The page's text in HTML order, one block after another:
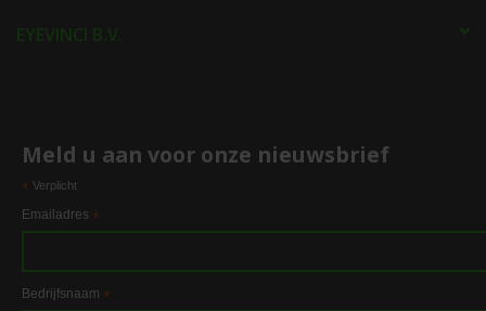
EYEVINCI B.V.
Meld u aan voor onze nieuwsbrief
* Verplicht
Emailadres *
Bedrijfsnaam *